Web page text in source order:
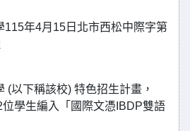
115年4月15日北市西松中際字第
(以下稱該校) 特色招生計畫，
學生編入「國際文憑IBDP雙語